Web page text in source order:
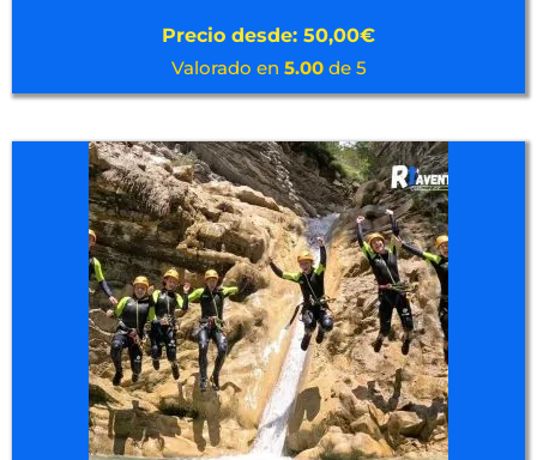
Precio desde: 50,00€
Valorado en 5.00de 5